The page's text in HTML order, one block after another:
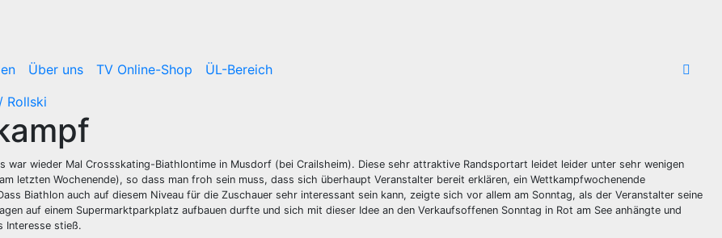
Über uns TV Online-Shop
ÜL-Bereich
Rollski
war wieder Mal Crossskating-Biathlontime in Musdorf (bei Crailsheim). Diese sehr attraktive Randsportart leidet leider unter sehr wenigen
letzten Wochenende), so dass man froh sein muss, dass sich überhaupt Veranstalter bereit erklären, ein Wettkampfwochenende
Biathlon auch auf diesem Niveau für die Zuschauer sehr interessant sein kann, zeigte sich vor allem am Sonntag, als der Veranstalter seine
auf einem Supermarktparkplatz aufbauen durfte und sich mit dieser Idee an den Verkaufsoffenen Sonntag in Rot am See anhängte und
Interesse stieß.